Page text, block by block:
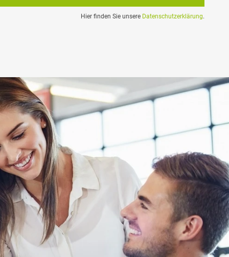
Hier finden Sie unsere Datenschutzerklärung.